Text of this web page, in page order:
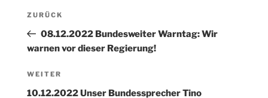
Beitragsnavigation
Vorheriger
Beitrag
ZURÜCK
08.12.2022 Bundesweiter Warntag: Wir
warnen vor dieser Regierung!
Nächster
Beitrag
WEITER
10.12.2022 Unser Bundessprecher Tino